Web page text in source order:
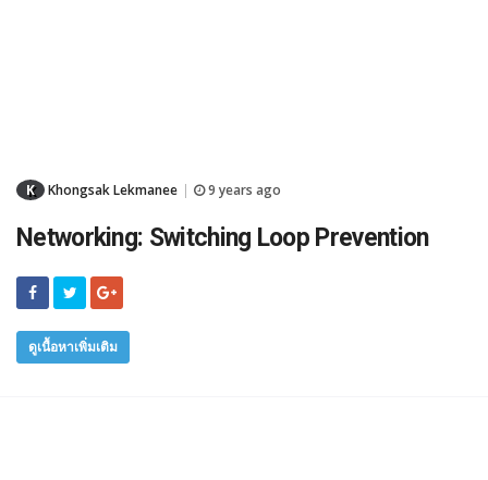
K Khongsak Lekmanee 9 years ago
Networking: Switching Loop Prevention
ดูเนื้อหาเพิ่มเติม